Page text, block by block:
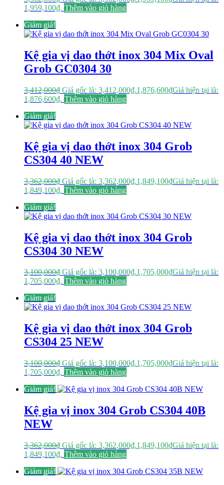
1,959,100₫. Thêm vào giỏ hàng
Giảm giá!
Kệ gia vị dao thớt inox 304 Mix Oval
Grob GC0304 30
3,412,000₫ Giá gốc là: 3,412,000₫.1,876,600₫Giá hiện tại là:
1,876,600₫. Thêm vào giỏ hàng
Giảm giá!
Kệ gia vị dao thớt inox 304 Grob
CS304 40 NEW
3,362,000₫ Giá gốc là: 3,362,000₫.1,849,100₫Giá hiện tại là:
1,849,100₫. Thêm vào giỏ hàng
Giảm giá!
Kệ gia vị dao thớt inox 304 Grob
CS304 30 NEW
3,100,000₫ Giá gốc là: 3,100,000₫.1,705,000₫Giá hiện tại là:
1,705,000₫. Thêm vào giỏ hàng
Giảm giá!
Kệ gia vị dao thớt inox 304 Grob
CS304 25 NEW
3,100,000₫ Giá gốc là: 3,100,000₫.1,705,000₫Giá hiện tại là:
1,705,000₫. Thêm vào giỏ hàng
Giảm giá!
Kệ gia vị inox 304 Grob CS304 40B
NEW
3,362,000₫ Giá gốc là: 3,362,000₫.1,849,100₫Giá hiện tại là:
1,849,100₫. Thêm vào giỏ hàng
Giảm giá!